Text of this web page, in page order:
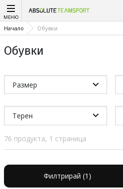
МЕНЮ
Начало Обувки
Обувки
Размер
Терен
76 продукта, 1 страница
Филтрирай (1)